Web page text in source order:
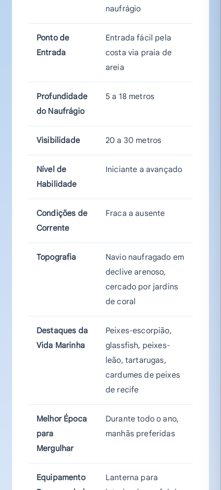
naufrágio
Ponto de
Entrada
Entrada fácil pela
costa via praia de
areia
Profundidade
do Naufrágio
5 a 18 metros
Visibilidade 20 a 30 metros
Nível de
Habilidade
Iniciante a avançado
Condições de
Corrente
Fraca a ausente
Topografia
Navio naufragado em
declive arenoso,
cercado por jardins
de coral
Destaques da
Vida Marinha
Peixes-escorpião,
glassfish, peixes-
leão, tartarugas,
cardumes de peixes
de recife
Melhor Época
para
Mergulhar
Durante todo o ano,
manhãs preferidas
Equipamento
Lanterna para